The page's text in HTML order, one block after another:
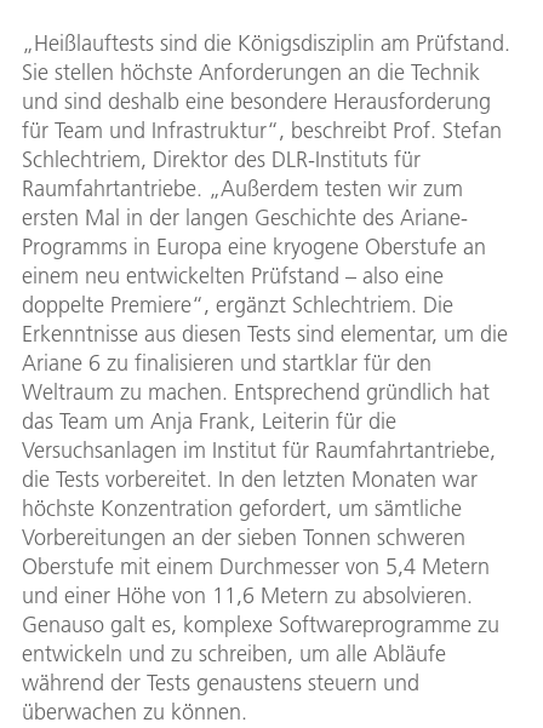
„Heißlauftests sind die Königsdisziplin am Prüfstand.
Sie stellen höchste Anforderungen an die Technik
und sind deshalb eine besondere Herausforderung
für Team und Infrastruktur“, beschreibt Prof. Stefan
Schlechtriem, Direktor des DLR-Instituts für
Raumfahrtantriebe. „Außerdem testen wir zum
ersten Mal in der langen Geschichte des Ariane-
Programms in Europa eine kryogene Oberstufe an
einem neu entwickelten Prüfstand – also eine
doppelte Premiere“, ergänzt Schlechtriem. Die
Erkenntnisse aus diesen Tests sind elementar, um die
Ariane 6 zu finalisieren und startklar für den
Weltraum zu machen. Entsprechend gründlich hat
das Team um Anja Frank, Leiterin für die
Versuchsanlagen im Institut für Raumfahrtantriebe,
die Tests vorbereitet. In den letzten Monaten war
höchste Konzentration gefordert, um sämtliche
Vorbereitungen an der sieben Tonnen schweren
Oberstufe mit einem Durchmesser von 5,4 Metern
und einer Höhe von 11,6 Metern zu absolvieren.
Genauso galt es, komplexe Softwareprogramme zu
entwickeln und zu schreiben, um alle Abläufe
während der Tests genaustens steuern und
überwachen zu können.